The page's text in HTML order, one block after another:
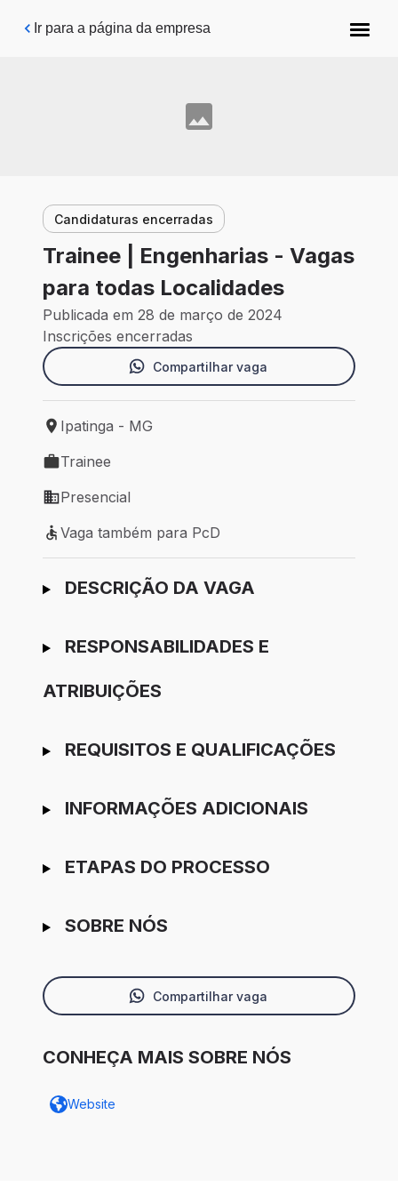
Pular para o conteúdo principal
Ir para a página da empresa
Candidaturas encerradas
Trainee | Engenharias - Vagas
para todas Localidades
Publicada em 28 de março de 2024
Inscrições encerradas
Compartilhar vaga
Local de trabalho: Ipatinga - MG
Ipatinga - MG
Tipo de vaga: Trainee
Trainee
Modelo de trabalho: Presencial
Presencial
Vaga também para PcD
Vaga também para PcD
Ir para candidatura
DESCRIÇÃO DA VAGA
RESPONSABILIDADES E
ATRIBUIÇÕES
REQUISITOS E QUALIFICAÇÕES
INFORMAÇÕES ADICIONAIS
ETAPAS DO PROCESSO
SOBRE NÓS
Compartilhar vaga
CONHEÇA MAIS SOBRE NÓS
Website